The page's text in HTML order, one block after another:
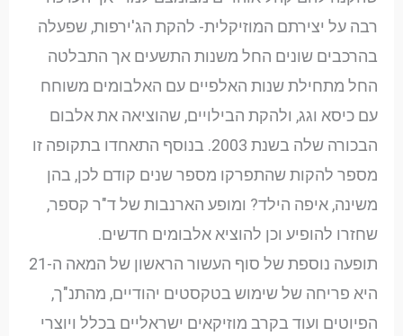
רבה על יצירתם המוזיקלית- להקת הג'ירפות, שפעלה
בהרכבים שונים החל משנות התשעים אך התבלטה
החל מתחילת שנות האלפיים עם האלבומים משוחח
עם כיסא וגג, ולהקת הבילויים, שהוציאה את אלבום
הבכורה שלה בשנת 2003. בנוסף התאחדו בתקופה זו
מספר להקות שהתפרקו מספר שנים קודם לכן, בהן
משינה, איפה הילד? ומופע הארנבות של ד"ר קספר,
שחזרו להופיע וכן להוציא אלבומים חדשים.
תופעה נוספת של סוף העשור הראשון של המאה ה-21
היא פריחה של שימוש בטקסטים יהודיים, מהתנ"ך,
הפיוטים ועוד בקרב מוזיקאים ישראליים בכלל ויוצרי